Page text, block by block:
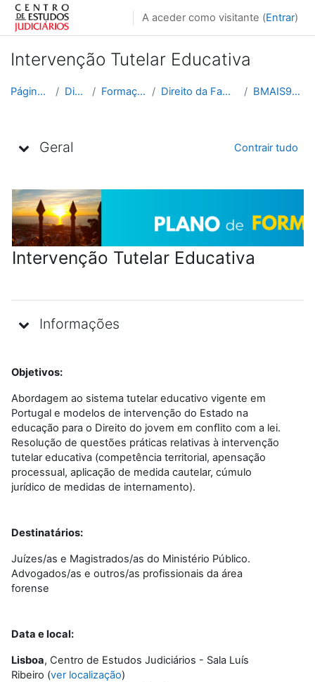
Ir para o conteúdo principal
A aceder como visitante (Entrar)
Intervenção Tutelar Educativa
Página principal Disciplinas Formação Contínua Direito da Família e das Crianças BMAIS9N_2025_2026
Geral Contrair tudo
Intervenção Tutelar Educativa
Informações
Objetivos:
Abordagem ao sistema tutelar educativo vigente em
Portugal e modelos de intervenção do Estado na
educação para o Direito do jovem em conﬂito com a lei.
Resolução de questões práticas relativas à intervenção
tutelar educativa (competência territorial, apensação
processual, aplicação de medida cautelar, cúmulo
jurídico de medidas de internamento).
Destinatários:
Juízes/as e Magistrados/as do Ministério Público.
Advogados/as e outros/as profissionais da área
forense
Data e local:
Lisboa, Centro de Estudos Judiciários - Sala Luís
Ribeiro (ver localização)